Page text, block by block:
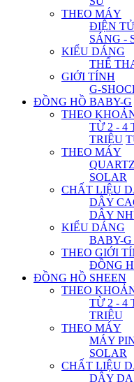
THEO MÁY
ĐIỆN TỬ
SÁNG -
KIỂU DÁNG
THỂ
GIỚI TÍNH
G-
ĐỒNG HỒ BABY-G
THEO
TỪ 2 - 4
TRIỆU
THEO MÁY
SOLAR
CHẤT LIỆU
DÂY
DÂY
KIỂU DÁNG
BABY-
THEO GIỚI
ĐỒNG
ĐỒNG HỒ SHEEN
THEO
TỪ 2 - 4
TRIỆU
THEO MÁY
MÁY
SOLAR
CHẤT LIỆU
DÂY DA